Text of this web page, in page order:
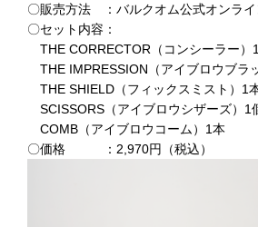
〇販売方法 ：バルクオム公式オンラ
〇セット内容：
THE CORRECTOR（コンシーラー）
THE IMPRESSION（アイブロウブラ
THE SHIELD（フィックスミスト）1
SCISSORS（アイブロウシザーズ）1
COMB（アイブロウコーム）1本
〇価格 ：2,970円（税込）